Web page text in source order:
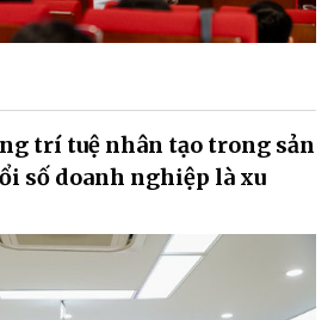
trí tuệ nhân tạo trong sản
số doanh nghiệp là xu